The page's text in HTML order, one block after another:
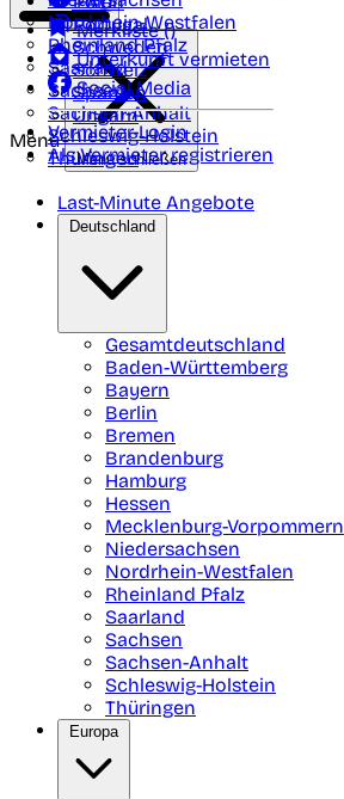
Nordrhein-Westfalen
Rheinland Pfalz
Saarland
Sachsen
Sachsen-Anhalt
Schleswig-Holstein
Thüringen
Portugal
Schweden
Schweiz
Spanien
Ungarn
Merkliste ()
Unterkunft vermieten
Social Media
Vermieter-Login
Als Vermieter registrieren
Menü
Menü schließen
Last-Minute Angebote
Deutschland
Gesamtdeutschland
Baden-Württemberg
Bayern
Berlin
Bremen
Brandenburg
Hamburg
Hessen
Mecklenburg-Vorpommern
Niedersachsen
Nordrhein-Westfalen
Rheinland Pfalz
Saarland
Sachsen
Sachsen-Anhalt
Schleswig-Holstein
Thüringen
Europa